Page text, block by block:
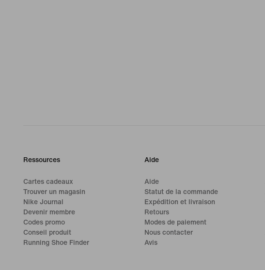
Ressources
Cartes cadeaux
Trouver un magasin
Nike Journal
Devenir membre
Codes promo
Conseil produit
Running Shoe Finder
Aide
Aide
Statut de la commande
Expédition et livraison
Retours
Modes de paiement
Nous contacter
Avis